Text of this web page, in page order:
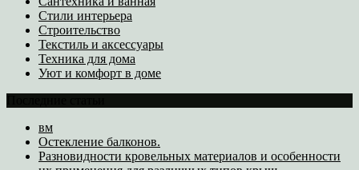
Стили интерьера
Строительство
Текстиль и аксессуары
Техника для дома
Уют и комфорт в доме
вм
Остекление балконов.
Разновидности кровельных материалов и особенности